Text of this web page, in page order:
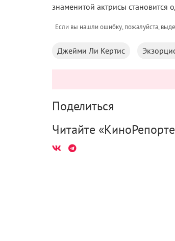
знаменитой актрисы
Если вы нашли ошибку, пожалуйста,
Джейми Ли Кертис
Поделиться
Читайте